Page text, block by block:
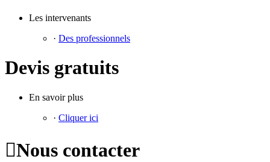
Les intervenants
· Des professionnels
Devis gratuits
En savoir plus
· Cliquer ici
Nous contacter